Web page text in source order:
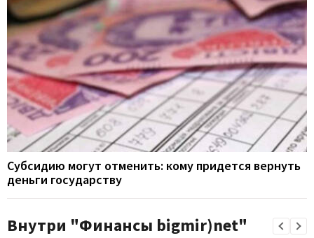
Субсидию могут отменить: кому придется вернуть
деньги государству
Внутри "Финансы bigmir)net"